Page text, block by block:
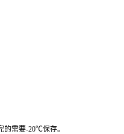
的需要-20℃保存。